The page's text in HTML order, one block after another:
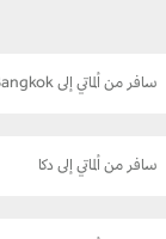
سافر من ألماتي إلى Bangkok
سافر من ألماتي إلى دكا